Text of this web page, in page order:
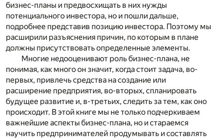
бизнес-планы и предвосхищать в них нужды
потенциального инвестора, но и пошли дальше,
подробнее представив позицию инвестора. Поэтому мы
расширили разъяснения причин, по которым в плане
должны присутствовать определенные элементы.
Многие недооценивают роль бизнес-плана, не
понимая, как много он значит, когда стоит задача, во-
первых, привлечь средства на создание или
расширение предприятия, во-вторых, спланировать
будущее развитие и, в-третьих, следить за тем, как оно
происходит. В этой книге мы не только подчеркиваем
важнейшие аспекты бизнес-плана, но и стараемся
научить предпринимателей продумывать и составлять